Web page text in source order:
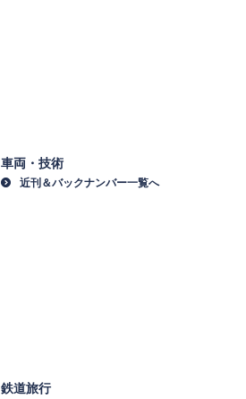
車両・技術
近刊＆バックナンバー一覧へ
鉄道旅行